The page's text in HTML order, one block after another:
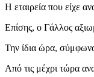
Η εταιρεία που είχε
Επίσης, ο Γάλλος
Την ίδια ώρα, σύμφωνα
Από τις μέχρι τώρα